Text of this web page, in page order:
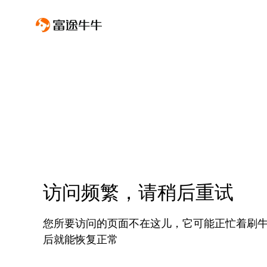
访问频繁，请稍后重试
您所要访问的页面不在这儿，它可能正忙着刷
后就能恢复正常